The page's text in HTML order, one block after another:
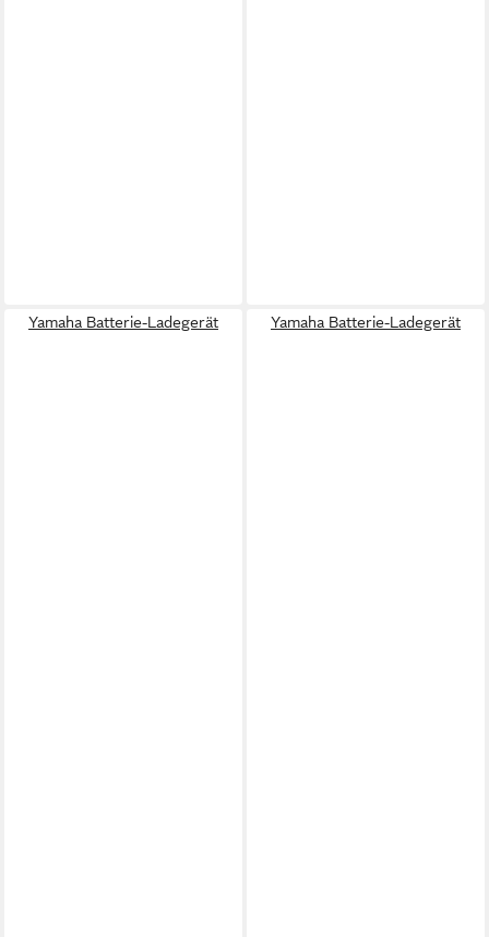
Yamaha Batterie-Ladegerät Yamaha Batterie-Ladegerät